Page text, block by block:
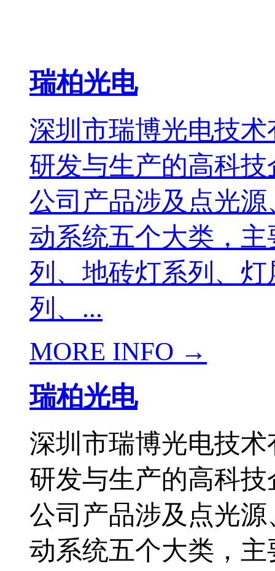
瑞柏光电
深圳市瑞博光电技
研发与生产的高科
公司产品涉及点光
动系统五个大类，
列、地砖灯系列、
列、...
MORE INFO →
瑞柏光电
深圳市瑞博光电技
研发与生产的高科
公司产品涉及点光
动系统五个大类，